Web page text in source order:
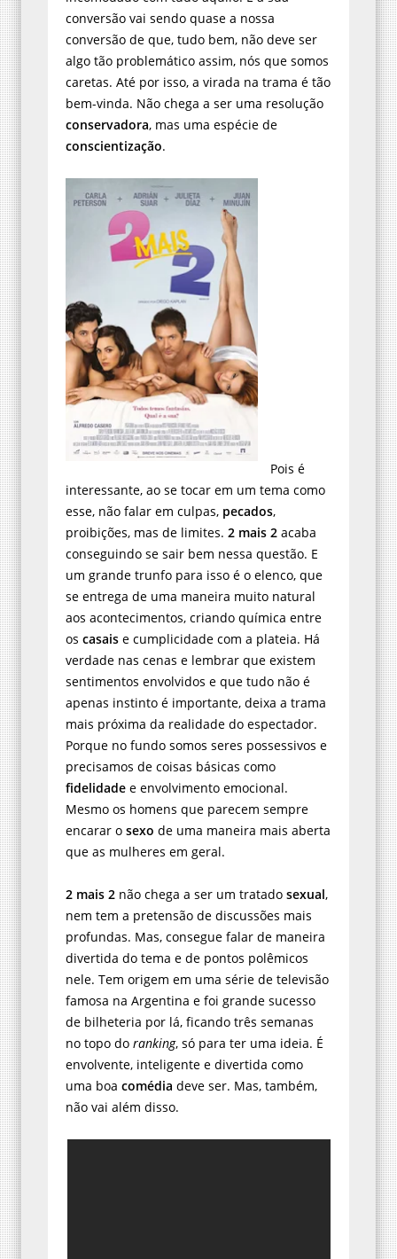
conversão vai sendo quase a nossa
conversão de que, tudo bem, não deve ser
algo tão problemático assim, nós que somos
caretas. Até por isso, a virada na trama é tão
bem-vinda. Não chega a ser uma resolução
conservadora, mas uma espécie de
conscientização.
Pois é
interessante, ao se tocar em um tema como
esse, não falar em culpas, pecados,
proibições, mas de limites. 2 mais 2 acaba
conseguindo se sair bem nessa questão. E
um grande trunfo para isso é o elenco, que
se entrega de uma maneira muito natural
aos acontecimentos, criando química entre
os casais e cumplicidade com a plateia. Há
verdade nas cenas e lembrar que existem
sentimentos envolvidos e que tudo não é
apenas instinto é importante, deixa a trama
mais próxima da realidade do espectador.
Porque no fundo somos seres possessivos e
precisamos de coisas básicas como
fidelidade e envolvimento emocional.
Mesmo os homens que parecem sempre
encarar o sexo de uma maneira mais aberta
que as mulheres em geral.
2 mais 2 não chega a ser um tratado sexual,
nem tem a pretensão de discussões mais
profundas. Mas, consegue falar de maneira
divertida do tema e de pontos polêmicos
nele. Tem origem em uma série de televisão
famosa na Argentina e foi grande sucesso
de bilheteria por lá, ficando três semanas
no topo do ranking, só para ter uma ideia. É
envolvente, inteligente e divertida como
uma boa comédia deve ser. Mas, também,
não vai além disso.